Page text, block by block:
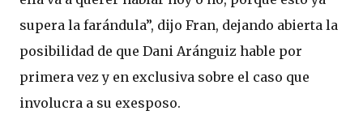
supera la farándula”, dijo Fran, dejando abierta la
posibilidad de que Dani Aránguiz hable por
primera vez y en exclusiva sobre el caso que
involucra a su exesposo.